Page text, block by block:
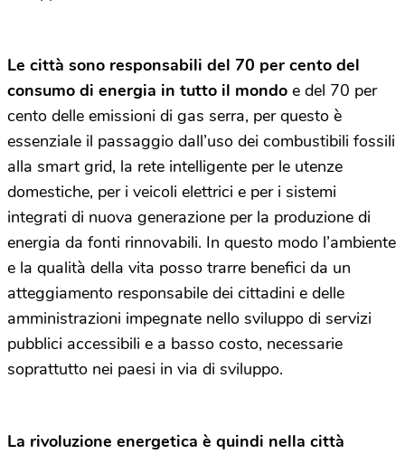
Le città sono responsabili del 70 per cento del
consumo di energia in tutto il mondo e del 70 per
cento delle emissioni di gas serra, per questo è
essenziale il passaggio dall’uso dei combustibili fossili
alla smart grid, la rete intelligente per le utenze
domestiche, per i veicoli elettrici e per i sistemi
integrati di nuova generazione per la produzione di
energia da fonti rinnovabili. In questo modo l’ambiente
e la qualità della vita posso trarre benefici da un
atteggiamento responsabile dei cittadini e delle
amministrazioni impegnate nello sviluppo di servizi
pubblici accessibili e a basso costo, necessarie
soprattutto nei paesi in via di sviluppo.
La rivoluzione energetica è quindi nella città